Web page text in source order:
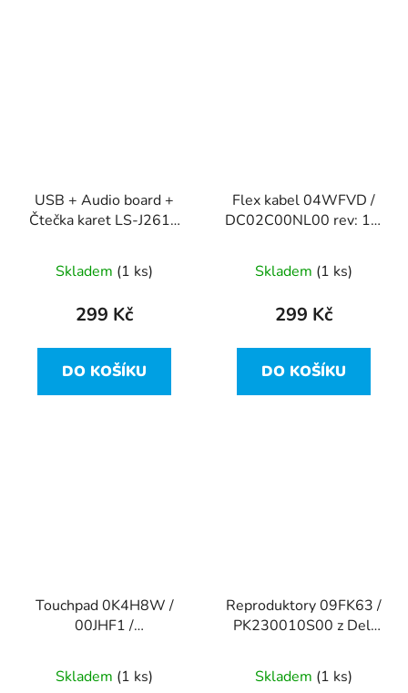
USB + Audio board +
Čtečka karet LS-J261P
Skladem (1 ks)
299 Kč
DO KOŠÍKU
Flex kabel 04WFVD /
DC02C00NL00 rev: 1.0
Skladem (1 ks)
299 Kč
DO KOŠÍKU
Touchpad 0K4H8W /
00JHF1 /
Latitude 7310
Skladem (1 ks)
Reproduktory 09FK63 /
PK230010S00 z Dell
Skladem (1 ks)